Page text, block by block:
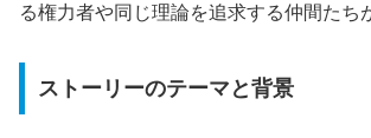
る権力者や同じ理論を追求する仲間たち
ストーリーのテーマと背景